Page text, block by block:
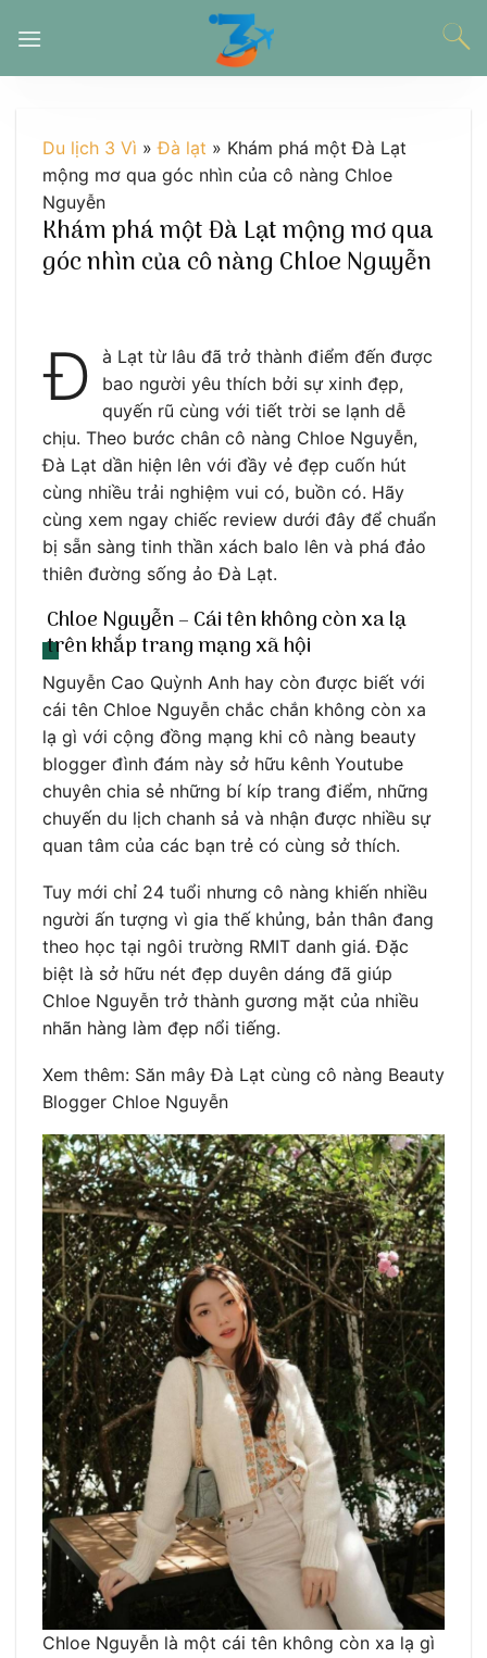
đến
Du lịch 3 Vì »Đà lạt » Khám phá một Đà Lạt
mộng mơ qua góc nhìn của cô nàng Chloe
Nguyễn
Khám phá một Đà Lạt mộng mơ qua
góc nhìn của cô nàng Chloe Nguyễn
Đ
à Lạt từ lâu đã trở thành điểm đến được
bao người yêu thích bởi sự xinh đẹp,
quyến rũ cùng với tiết trời se lạnh dễ
chịu. Theo bước chân cô nàng Chloe Nguyễn,
Đà Lạt dần hiện lên với đầy vẻ đẹp cuốn hút
cùng nhiều trải nghiệm vui có, buồn có. Hãy
cùng xem ngay chiếc review dưới đây để chuẩn
bị sẵn sàng tinh thần xách balo lên và phá đảo
thiên đường sống ảo Đà Lạt.
Chloe Nguyễn – Cái tên không còn xa lạ
trên khắp trang mạng xã hội
Nguyễn Cao Quỳnh Anh hay còn được biết với
cái tên Chloe Nguyễn chắc chắn không còn xa
lạ gì với cộng đồng mạng khi cô nàng beauty
blogger đình đám này sở hữu kênh Youtube
chuyên chia sẻ những bí kíp trang điểm, những
chuyến du lịch chanh sả và nhận được nhiều sự
quan tâm của các bạn trẻ có cùng sở thích.
Tuy mới chỉ 24 tuổi nhưng cô nàng khiến nhiều
người ấn tượng vì gia thế khủng, bản thân đang
theo học tại ngôi trường RMIT danh giá. Đặc
biệt là sở hữu nét đẹp duyên dáng đã giúp
Chloe Nguyễn trở thành gương mặt của nhiều
nhãn hàng làm đẹp nổi tiếng.
Xem thêm: Săn mây Đà Lạt cùng cô nàng Beauty
Blogger Chloe Nguyễn
Chloe Nguyễn là một cái tên không còn xa lạ gì